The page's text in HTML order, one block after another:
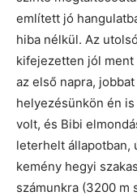
említett jó
hiba nélkül. Az
kifejezetten jól
az első napra,
helyezésünkön én
volt, és Bibi
leterhelt állapotban,
kemény hegyi
számunkra (3200 m